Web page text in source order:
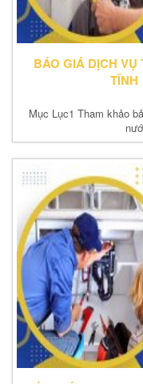
BÁO GIÁ DỊCH VỤ
TĨNH
Mục Lục1 Tham khảo